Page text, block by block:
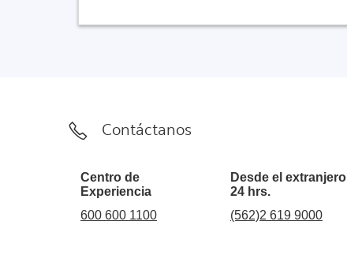
Contáctanos
Centro de
Experiencia
600 600 1100
Desde el extranjero
24 hrs.
(562)2 619 9000